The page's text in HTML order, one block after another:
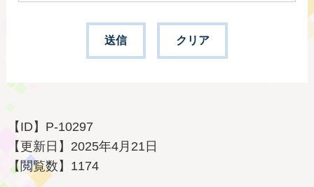
【ID】 P-10297
【更新日】 2025年4月21日
【閲覧数】 1174